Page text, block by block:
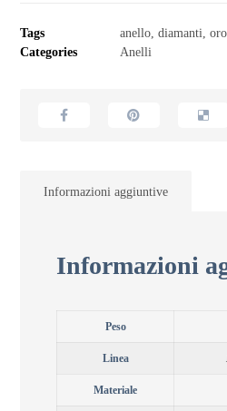
Tags anello ,diamanti ,
Categories
Anelli
Informazioni aggiuntive
Informazioni
Peso
Linea
Materiale